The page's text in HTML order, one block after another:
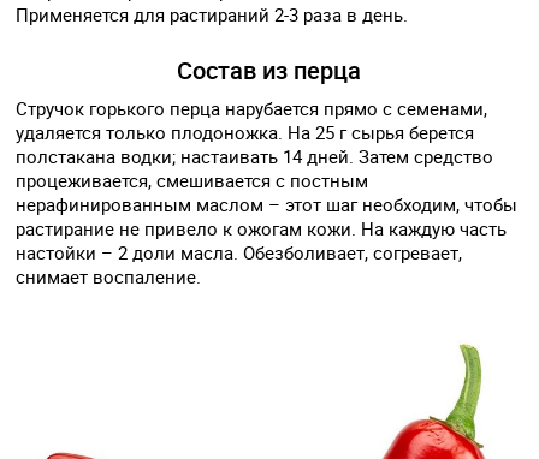
Применяется для растираний 2-3 раза в день.
Состав из перца
Стручок горького перца нарубается прямо с семенами,
удаляется только плодоножка. На 25 г сырья берется
полстакана водки; настаивать 14 дней. Затем средство
процеживается, смешивается с постным
нерафинированным маслом – этот шаг необходим, чтобы
растирание не привело к ожогам кожи. На каждую часть
настойки – 2 доли масла. Обезболивает, согревает,
снимает воспаление.